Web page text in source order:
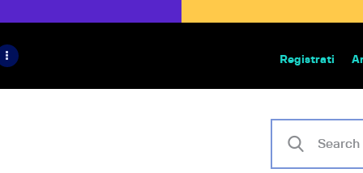
Registrati
| vendita e scambio
BoardGameBazar
HOME
IL PROGETTO